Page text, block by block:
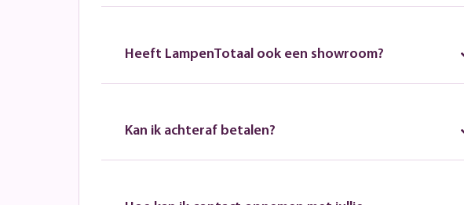
Heeft LampenTotaal ook een showroom?
Kan ik achteraf betalen?